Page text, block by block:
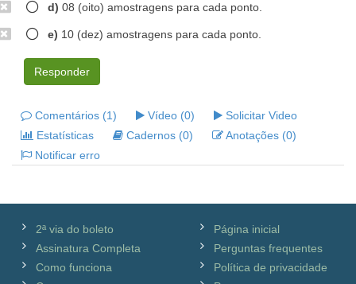
d) 08 (oito) amostragens para cada ponto.
e) 10 (dez) amostragens para cada ponto.
Responder
Comentários (1) Vídeo (0)
Solicitar Video
Estatísticas
Cadernos (0)
Anotações (0)
Notificar erro
2ª via do boleto
Assinatura Completa
Como funciona
Página inicial
Perguntas frequentes
Política de privacidade